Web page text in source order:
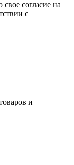
согласие на
с
и